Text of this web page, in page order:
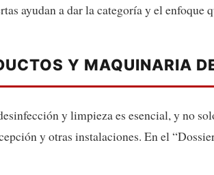
ayudan a dar la categoría y el
Y MAQUINARIA
y limpieza es esencial, y no
y otras instalaciones. En el